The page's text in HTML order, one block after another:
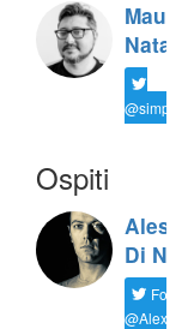
Natali
Ospiti
Di Noia
Follow
@AlexD75